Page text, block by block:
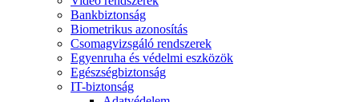
Bankbiztonság
Biometrikus azonosítás
Csomagvizsgáló rendszerek
Egyenruha és védelmi eszközök
Egészségbiztonság
IT-biztonság